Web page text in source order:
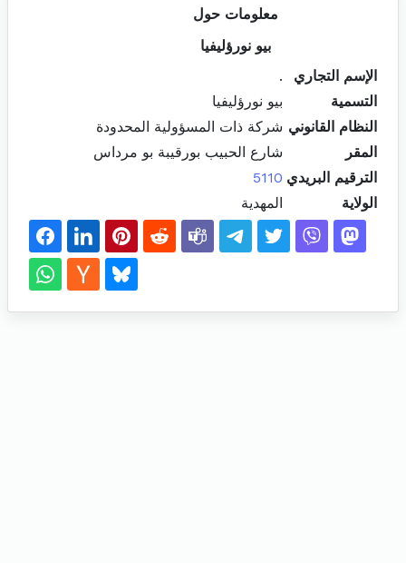
معلومات حول
بيو نورؤليفيا
الإسم التجاري
.
التسمية
بيو نورؤليفيا
النظام القانوني شركة ذات المسؤولية المحدودة
المقر
شارع الحبيب بورقيبة بو مرداس
الترقيم البريدي 5110
الولاية
المهدية